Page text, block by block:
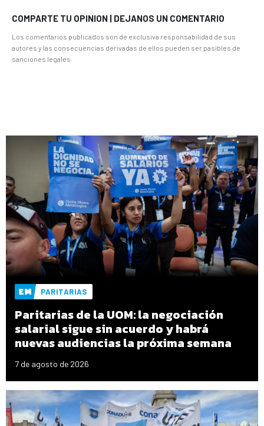
COMPARTE TU OPINION | DEJANOS UN COMENTARIO
Los comentarios publicados son de exclusiva responsabilidad de sus
autores y las consecuencias derivadas de ellos pueden ser pasibles de
sanciones legales.
PARITARIAS
Paritarias de la UOM: la negociación
salarial sigue sin acuerdo y habrá
nuevas audiencias la próxima semana
7 de agosto de 2026